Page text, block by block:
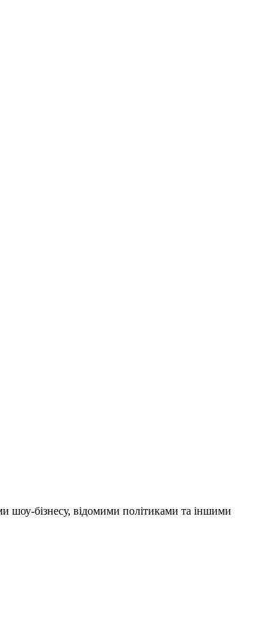
шоу-бізнесу, відомими політиками та іншими